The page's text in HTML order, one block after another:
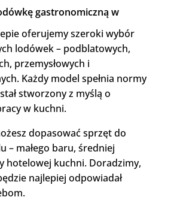
gastronomiczną w
oferujemy szeroki wybór
lodówek – podblatowych,
przemysłowych i
Każdy model spełnia normy
stworzony z myślą o
w kuchni.
dopasować sprzęt do
– małego baru, średniej
hotelowej kuchni. Doradzimy,
najlepiej odpowiadał